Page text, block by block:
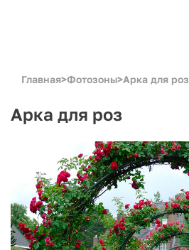
Главная>Фотозоны>Арка для роз
Арка для роз